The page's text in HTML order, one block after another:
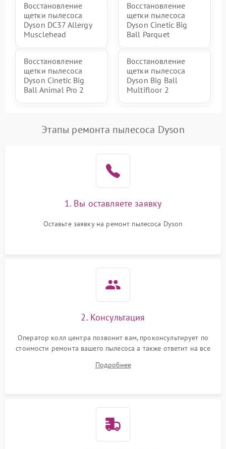
Восстановление
щетки пылесоса
Dyson DC37 Allergy
Musclehead
Восстановление
щетки пылесоса
Dyson Cinetic Big
Ball Parquet
Восстановление
щетки пылесоса
Dyson Cinetic Big
Ball Animal Pro 2
Восстановление
щетки пылесоса
Dyson Big Ball
Multifloor 2
Этапы ремонта пылесоса Dyson
1. Вы оставляете заявку
Оставьте заявку на ремонт пылесоса Dyson
2. Консультация
Оператор колл центра позвонит вам, проконсультирует по
стоимости ремонта вашего пылесоса а также ответит на все
Подробнее